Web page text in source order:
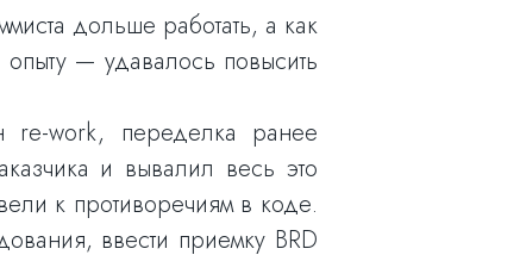
дольше работать, а как
— удавалось повысить
re-work, переделка ранее
и вывалил весь это
к противоречиям в коде.
ввести приемку BRD